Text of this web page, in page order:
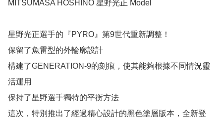
MITSUMASA HOSHINO 星野光正 Model
星野光正選手的『PYRO』第9世代重新調整！
保留了魚雷型的外輪廓設計
構建了GENERATION-9的刻痕，使其能夠根據不同情況靈
活運用
保持了星野選手獨特的平衡方法
這次，特別推出了經過精心設計的黑色塗層版本，全新登